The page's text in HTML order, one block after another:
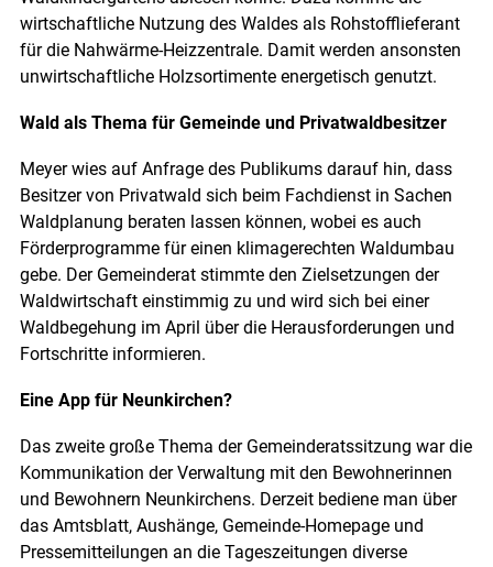
wirtschaftliche Nutzung des Waldes als Rohstofflieferant
für die Nahwärme-Heizzentrale. Damit werden ansonsten
unwirtschaftliche Holzsortimente energetisch genutzt.
Wald als Thema für Gemeinde und Privatwaldbesitzer
Meyer wies auf Anfrage des Publikums darauf hin, dass
Besitzer von Privatwald sich beim Fachdienst in Sachen
Waldplanung beraten lassen können, wobei es auch
Förderprogramme für einen klimagerechten Waldumbau
gebe. Der Gemeinderat stimmte den Zielsetzungen der
Waldwirtschaft einstimmig zu und wird sich bei einer
Waldbegehung im April über die Herausforderungen und
Fortschritte informieren.
Eine App für Neunkirchen?
Das zweite große Thema der Gemeinderatssitzung war die
Kommunikation der Verwaltung mit den Bewohnerinnen
und Bewohnern Neunkirchens. Derzeit bediene man über
das Amtsblatt, Aushänge, Gemeinde-Homepage und
Pressemitteilungen an die Tageszeitungen diverse